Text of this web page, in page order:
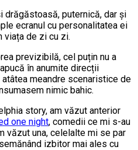
drăgăstoasă, puternică, dar și
ecranul cu personalitatea ei
viața de zi cu zi.
previzibilă, cel puțin nu a
în anumite direcții
meandre scenaristice de
nimic bahic.
story, am văzut anterior
one night, comedii ce mi s-au
văzut una, celelalte mi se par
izbitor mai ales cu